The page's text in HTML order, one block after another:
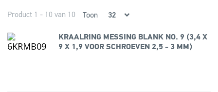
Product 1 - 10 van 10 Toon
KRAALRING MESSING BLANK NO. 9 (3,4 X
9 X 1,9 VOOR SCHROEVEN 2,5 - 3 MM)